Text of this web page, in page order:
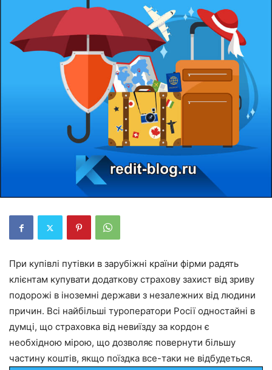
При купівлі путівки в зарубіжні країни фірми радять
клієнтам купувати додаткову страхову захист від зриву
подорожі в іноземні держави з незалежних від людини
причин. Всі найбільші туроператори Росії одностайні в
думці, що страховка від невиїзду за кордон є
необхідною мірою, що дозволяє повернути більшу
частину коштів, якщо поїздка все-таки не відбудеться.